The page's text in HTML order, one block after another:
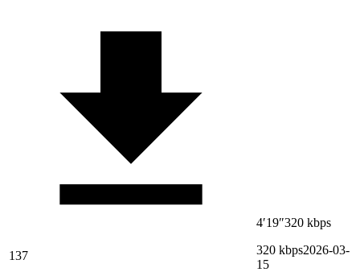
137
4′19″320 kbps
320 kbps2026-03-
15